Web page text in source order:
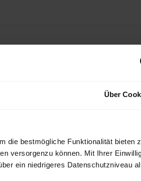
Über
die bestmögliche Funktionalität bieten
versorgenzu können. Mit Ihrer
ein niedrigeres Datenschutzniveau